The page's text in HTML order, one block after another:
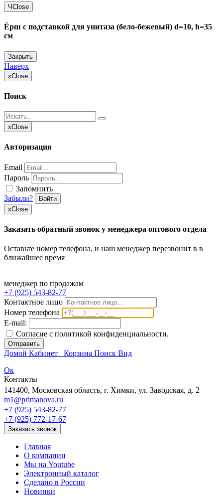
ЧClose
Ёрш с подставкой для унитаза (бело-бежевый) d=10, h=35
см
Закрыть
Наверх
xClose
Поиск
xClose
Авторизация
Email
Пароль
Запомнить
Забыли?
Войти
xClose
Заказать обратный звонок у менеджера оптового отдела
Оставьте номер телефона, и наш менеджер перезвонит в в
ближайшее время
менеджер по продажам
+7 (925) 543-82-77
Контактное лицо
Номер телефона
E-mail:
Согласие с политикой конфиденциальности.
Отправить
Домой Кабинет Корзина Поиск Вид
Ок
Контакты
141400, Московская область, г. Химки, ул. Заводская, д. 2
m1@primanova.ru
+7 (925) 543-82-77
+7 (925) 772-17-67
Заказать звонок
Главная
О компании
Мы на Youtube
Электронный каталог
Сделано в России
Новинки